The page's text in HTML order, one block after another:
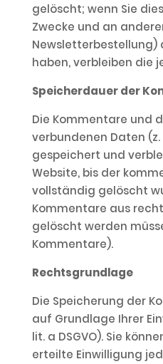
gelöscht; wenn Sie
Zwecke und an
Newsletterbestellung)
haben, verbleiben die
Speicherdauer der
Die Kommentare und
verbundenen Daten (z.
gespeichert und
Website, bis der
vollständig gelöscht
Kommentare aus
gelöscht werden
Kommentare).
Rechtsgrundlage
Die Speicherung der
auf Grundlage Ihrer
lit. a DSGVO). Sie
erteilte Einwilligung